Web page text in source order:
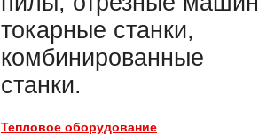
токарные станки,
комбинированные
станки.
Тепловое оборудование